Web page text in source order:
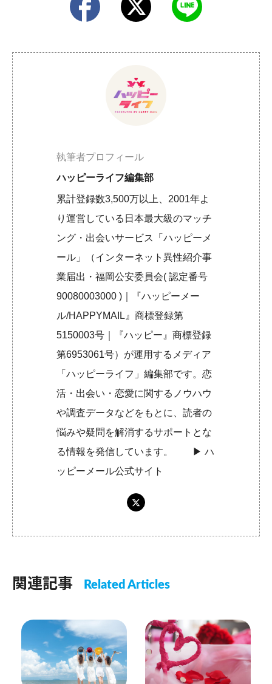
執筆者プロフィール
ハッピーライフ編集部
累計登録数3,500万以上、2001年よ
り運営している日本最大級のマッチ
ング・出会いサービス「ハッピーメ
ール」（インターネット異性紹介事
業届出・福岡公安委員会( 認定番号
90080003000 )｜『ハッピーメー
ル/HAPPYMAIL』商標登録第
5150003号｜『ハッピー』商標登録
第6953061号）が運用するメディア
「ハッピーライフ」編集部です。恋
活・出会い・恋愛に関するノウハウ
や調査データなどをもとに、読者の
悩みや疑問を解消するサポートとな
る情報を発信しています。 ▶︎ハ
ッピーメール公式サイト
関連記事 Related Articles